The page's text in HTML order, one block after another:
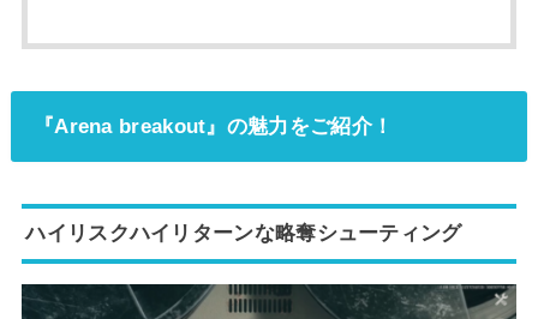
『Arena breakout』の魅力をご紹介！
ハイリスクハイリターンな略奪シューティング